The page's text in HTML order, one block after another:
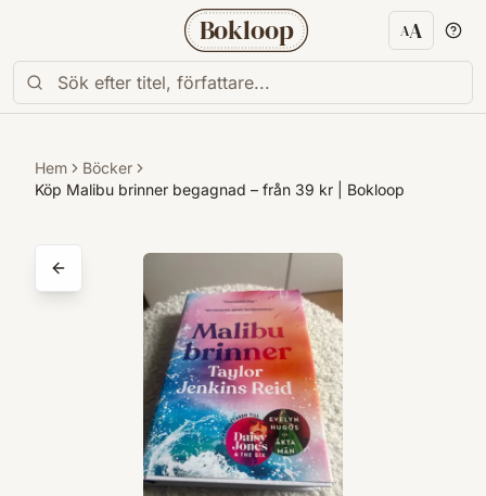
Bokloop AA
Hem
Böcker
Köp Malibu brinner begagnad – från 39 kr | Bokloop